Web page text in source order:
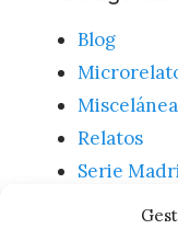
Blog
Miscelánea
Relatos
Serie